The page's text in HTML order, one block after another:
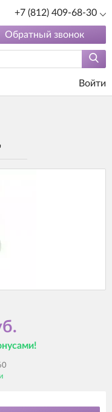
+7 (812) 409-68-30
Обратный звонок
Войти